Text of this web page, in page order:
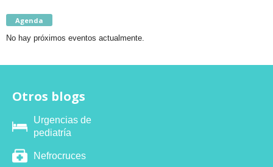
Agenda
No hay próximos eventos actualmente.
Otros blogs
Urgencias de
pediatría
Nefrocruces